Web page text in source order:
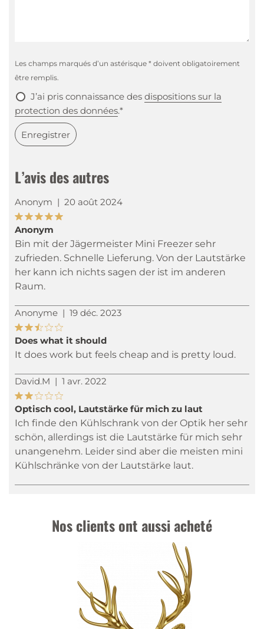
L’avis des autres
Anonym | 20 août 2024
Anonym
Bin mit der Jägermeister Mini Freezer sehr
zufrieden. Schnelle Lieferung. Von der Lautstärke
her kann ich nichts sagen der ist im anderen
Raum.
Anonyme | 19 déc. 2023
Does what it should
It does work but feels cheap and is pretty loud.
David.M | 1 avr. 2022
Optisch cool, Lautstärke für mich zu laut
Ich finde den Kühlschrank von der Optik her sehr
schön, allerdings ist die Lautstärke für mich sehr
unangenehm. Leider sind aber die meisten mini
Kühlschränke von der Lautstärke laut.
Les champs marqués d’un astérisque * doivent obligatoirement
être remplis.
J’ai pris connaissance des dispositions sur la
protection des données.*
Enregistrer
Nos clients ont aussi acheté